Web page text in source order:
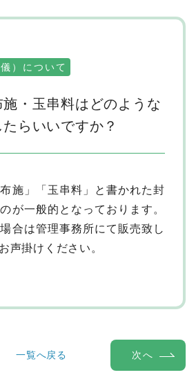
）について
・玉串料はどのような
らいいですか？
施」「玉串料」と書かれた封
が一般的となっております。
合は管理事務所にて販売致し
声掛けください。
一覧へ戻る 次へ